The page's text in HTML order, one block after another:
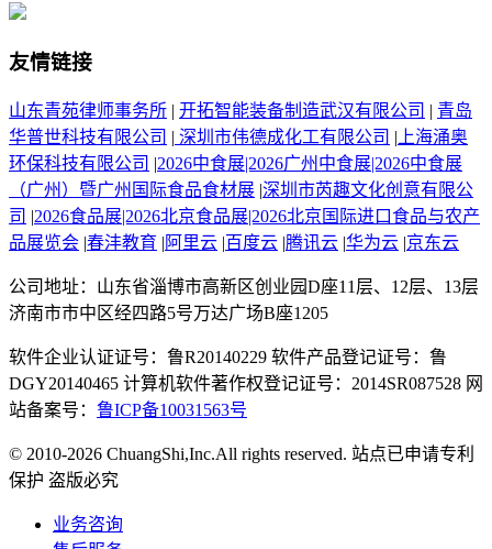
友情链接
山东青苑律师事务所 | 开拓智能装备制造武汉有限公司 | 青岛
华普世科技有限公司 | 深圳市伟德成化工有限公司 | 上海涌奥
环保科技有限公司 |2026中食展|2026广州中食展|2026中食展
（广州）暨广州国际食品食材展 |深圳市芮趣文化创意有限公
司 |2026食品展|2026北京食品展|2026北京国际进口食品与农产
品展览会 |春沣教育 | 阿里云 |百度云 |腾讯云 |华为云 |京东云
公司地址：山东省淄博市高新区创业园D座11层、12层、13层
济南市市中区经四路5号万达广场B座1205
软件企业认证证号：鲁R20140229 软件产品登记证号：鲁
DGY20140465 计算机软件著作权登记证号：2014SR087528 网
站备案号： 鲁ICP备10031563号
© 2010-2026 ChuangShi,Inc.All rights reserved. 站点已申请专利
保护 盗版必究
业务咨询